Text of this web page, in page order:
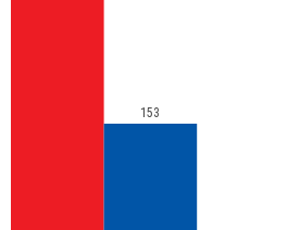
153